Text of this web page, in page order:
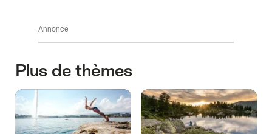
Annonce
Plus de thèmes